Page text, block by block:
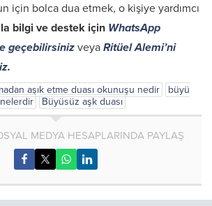
için bolca dua etmek, o kişiye yardımcı
bilgi ve destek için WhatsApp
geçebilirsinizveya Ritüel Alemi’ni
.
aşık etme duası okunuşu nedir
büyü
Büyüsüz aşk duası
MEDYA HESAPLARINDA PAYLAŞ